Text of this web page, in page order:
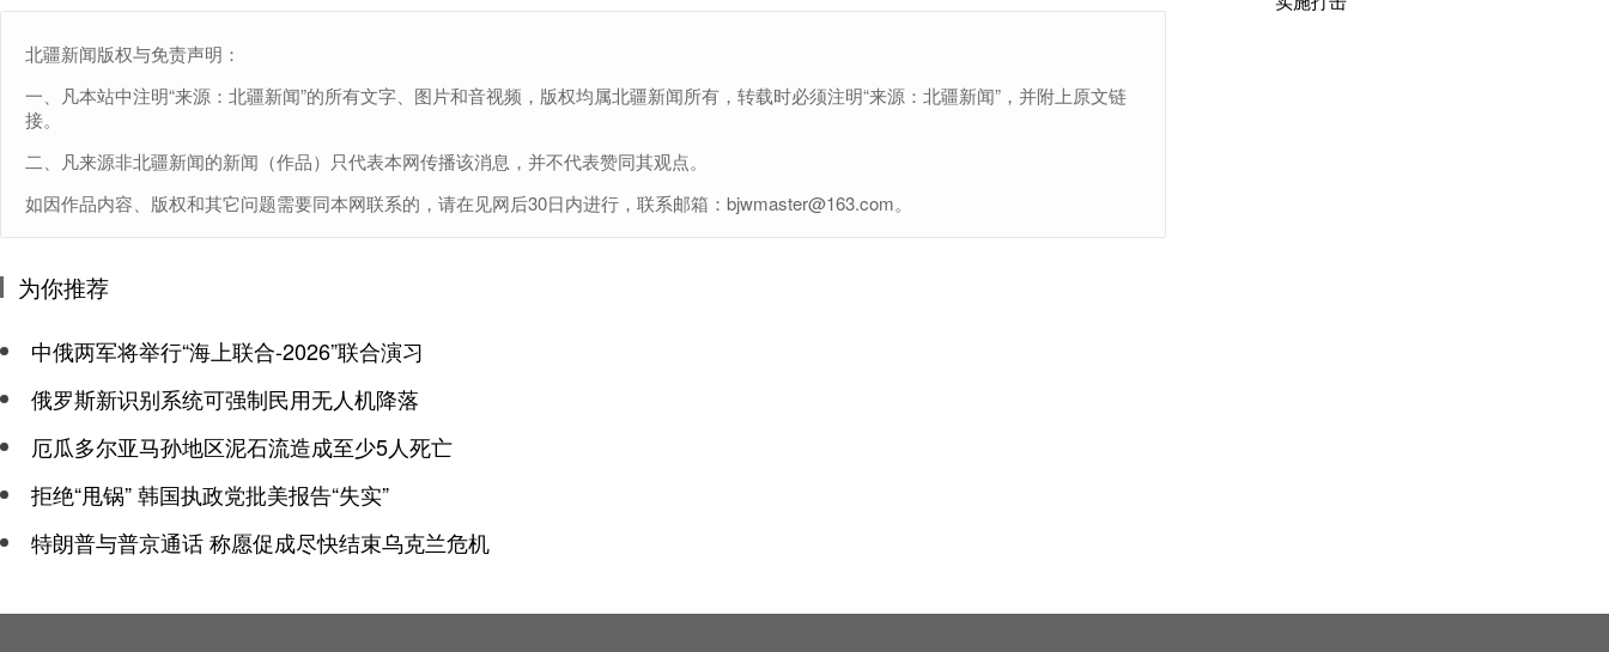
北疆新闻版权与免责声明：
一、凡本站中注明“来源：北疆新闻”的所有文字、图片和音视频，版权均属北疆新闻所有，转载时必须注明“来源：北疆新闻”，并附上原文链
接。
二、凡来源非北疆新闻的新闻（作品）只代表本网传播该消息，并不代表赞同其观点。
如因作品内容、版权和其它问题需要同本网联系的，请在见网后30日内进行，联系邮箱：bjwmaster@163.com。
为你推荐
中俄两军将举行“海上联合-2026”联合演习
俄罗斯新识别系统可强制民用无人机降落
厄瓜多尔亚马孙地区泥石流造成至少5人死亡
拒绝“甩锅” 韩国执政党批美报告“失实”
特朗普与普京通话 称愿促成尽快结束乌克兰危机